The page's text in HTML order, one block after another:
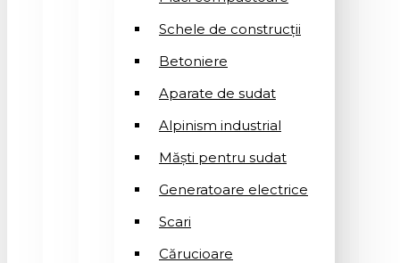
Schele de construcții
Betoniere
Aparate de sudat
Alpinism industrial
Măști pentru sudat
Generatoare electrice
Scari
Cărucioare